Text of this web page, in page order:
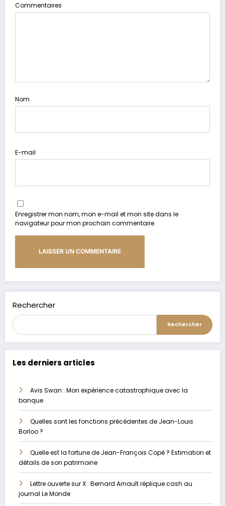
Commentaires
Nom
E-mail
Enregistrer mon nom, mon e-mail et mon site dans le
navigateur pour mon prochain commentaire.
Rechercher
Rechercher
Les derniers articles
Avis Swan : Mon expérience catastrophique avec la
banque
Quelles sont les fonctions précédentes de Jean-Louis
Borloo ?
Quelle est la fortune de Jean-François Copé ? Estimation et
détails de son patrimoine
Lettre ouverte sur X : Bernard Arnault réplique cash au
journal Le Monde